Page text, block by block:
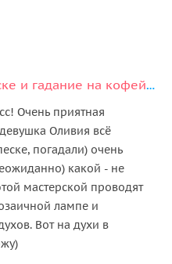
Мастер-класс: кофе на песке и гадание на кофейной гуще в Анталье
Очень приятная
Оливия всё
погадали) очень
какой - не
мастерской проводят
лампе и
Вот на духи в